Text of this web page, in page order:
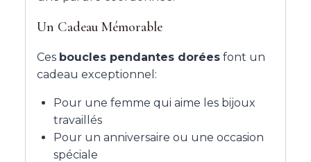
Un Cadeau Mémorable
Ces boucles pendantes dorées font un
cadeau exceptionnel:
Pour une femme qui aime les bijoux
travaillés
Pour un anniversaire ou une occasion
spéciale